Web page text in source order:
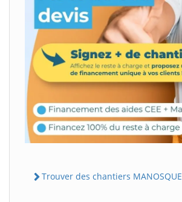
Trouver des chantiers MANOSQUE